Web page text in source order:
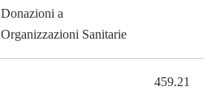
Donazioni a
Organizzazioni Sanitarie
459.21